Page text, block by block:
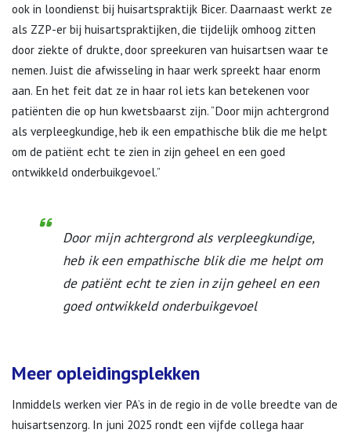
ook in loondienst bij huisartspraktijk Bicer. Daarnaast werkt ze
als ZZP-er bij huisartspraktijken, die tijdelijk omhoog zitten
door ziekte of drukte, door spreekuren van huisartsen waar te
nemen. Juist die afwisseling in haar werk spreekt haar enorm
aan. En het feit dat ze in haar rol iets kan betekenen voor
patiënten die op hun kwetsbaarst zijn. “Door mijn achtergrond
als verpleegkundige, heb ik een empathische blik die me helpt
om de patiënt echt te zien in zijn geheel en een goed
ontwikkeld onderbuikgevoel.”
Door mijn achtergrond als verpleegkundige,
heb ik een empathische blik die me helpt om
de patiënt echt te zien in zijn geheel en een
goed ontwikkeld onderbuikgevoel
Meer opleidingsplekken
Inmiddels werken vier PA’s in de regio in de volle breedte van de
huisartsenzorg. In juni 2025 rondt een vijfde collega haar